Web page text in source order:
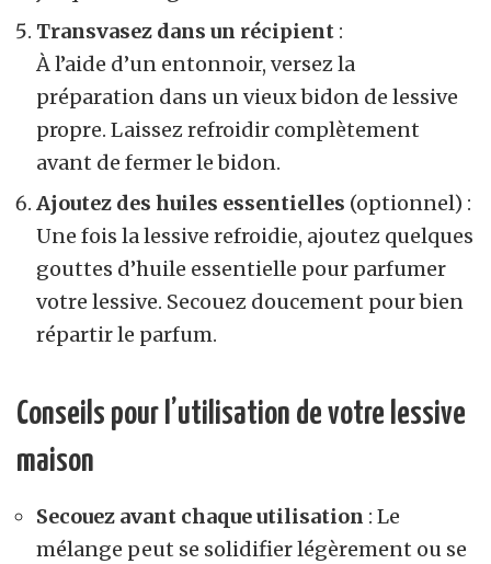
Transvasez dans un récipient :
À l’aide d’un entonnoir, versez la
préparation dans un vieux bidon de lessive
propre. Laissez refroidir complètement
avant de fermer le bidon.
Ajoutez des huiles essentielles (optionnel) :
Une fois la lessive refroidie, ajoutez quelques
gouttes d’huile essentielle pour parfumer
votre lessive. Secouez doucement pour bien
répartir le parfum.
Conseils pour l’utilisation de votre lessive
maison
Secouez avant chaque utilisation : Le
mélange peut se solidifier légèrement ou se